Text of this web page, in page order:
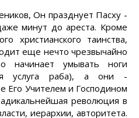
Он празднует Пасху -
минут до ареста. Кроме
христианского таинства,
еще нечто чрезвычайно
начинает умывать ноги
услуга раба), а они -
Его Учителем и Господином
революция в
иерархии, авторитета.